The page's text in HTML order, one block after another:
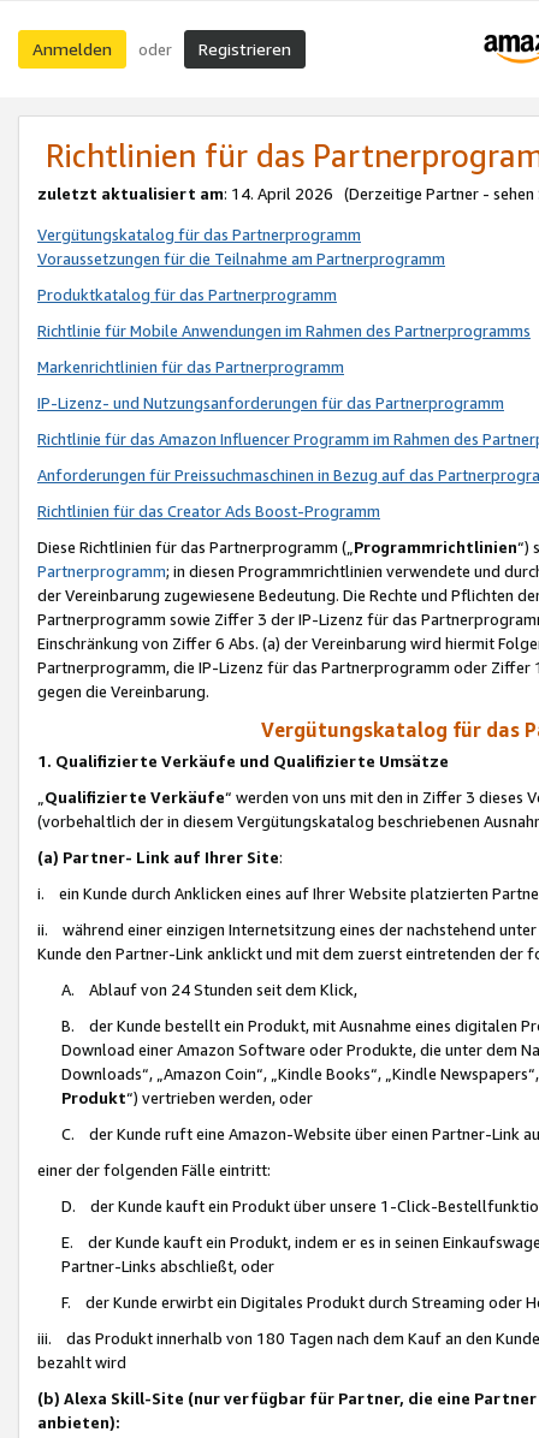
Anmelden oder Registrieren
Richtlinien für das
zuletzt aktualisiert am: 14. April 2026 (Derzeitige Partner - sehen
Vergütungskatalog für das Partnerprogramm
Voraussetzungen für die Teilnahme am Partnerprogramm
Produktkatalog für das Partnerprogramm
Richtlinie für Mobile Anwendungen im Rahmen des Partnerprogramms
Markenrichtlinien für das Partnerprogramm
IP-Lizenz- und Nutzungsanforderungen für das Partnerprogramm
Richtlinie für das Amazon Influencer Programm im Rahmen des
Anforderungen für Preissuchmaschinen in Bezug auf das
Richtlinien für das Creator Ads Boost-Programm
Diese Richtlinien für das Partnerprogramm („Programmrichtlinien“)
Partnerprogramm; in diesen Programmrichtlinien verwendete und
der Vereinbarung zugewiesene Bedeutung. Die Rechte und Pflichten
Partnerprogramm sowie Ziffer 3 der IP-Lizenz für das
Einschränkung von Ziffer 6 Abs. (a) der Vereinbarung wird hiermit
Partnerprogramm, die IP-Lizenz für das Partnerprogramm oder
gegen die Vereinbarung.
Vergütungskatalog für das
1. Qualifizierte Verkäufe und Qualifizierte Umsätze
Qualifizierte Verkäufe“ werden von uns mit den in Ziffer 3
(vorbehaltlich der in diesem Vergütungskatalog beschriebenen
(a) Partner- Link auf Ihrer Site:
i. ein Kunde durch Anklicken eines auf Ihrer Website platzierten
ii. während einer einzigen Internetsitzung eines der nachstehend
Kunde den Partner-Link anklickt und mit dem zuerst eintretenden der
A. Ablauf von 24 Stunden seit dem Klick,
B. der Kunde bestellt ein Produkt, mit Ausnahme eines digitalen
Download einer Amazon Software oder Produkte, die unter dem
Downloads“, „Amazon Coin“, „Kindle Books“, „Kindle
Produkt“) vertrieben werden, oder
C. der Kunde ruft eine Amazon-Website über einen Partner-Link
einer der folgenden Fälle eintritt:
D. der Kunde kauft ein Produkt über unsere 1-Click-
E. der Kunde kauft ein Produkt, indem er es in seinen
Partner-Links abschließt, oder
F. der Kunde erwirbt ein Digitales Produkt durch Streaming oder
iii. das Produkt innerhalb von 180 Tagen nach dem Kauf an den
bezahlt wird
(b) Alexa Skill-Site (nur verfügbar für Partner, die eine
anbieten):